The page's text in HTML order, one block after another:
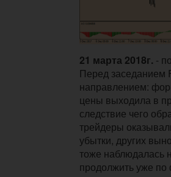
21 марта 2018г. -
Перед заседанием
направлением:
цены выходила в
следствие чего
трейдеры
убытки, других
тоже наблюдалась
продолжить уже